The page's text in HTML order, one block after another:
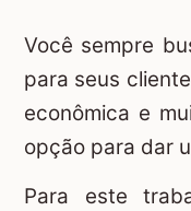
Você sempre
para seus
econômica e
opção para dar
Para este